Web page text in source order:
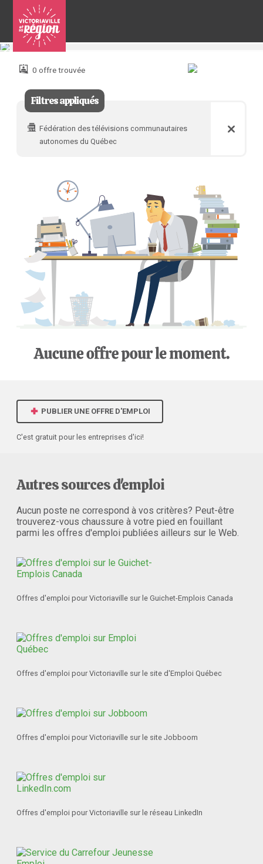
Pour
joindre 0 offre trouvée
Filtres appliqués
Fédération des télévisions communautaires
autonomes du Québec
PUBLIER UNE OFFRE D'EMPLOI
C'est gratuit pour les entreprises d'ici!
Autres sources d'emploi
Aucun poste ne correspond à vos critères? Peut-être
trouverez-vous chaussure à votre pied en fouillant
parmi les offres d'emploi publiées ailleurs sur le Web.
Offres d'emploi pour Victoriaville sur le Guichet-Emplois Canada
Offres d'emploi pour Victoriaville sur le site d'Emploi Québec
Offres d'emploi pour Victoriaville sur le site Jobboom
Offres d'emploi pour Victoriaville sur le réseau LinkedIn